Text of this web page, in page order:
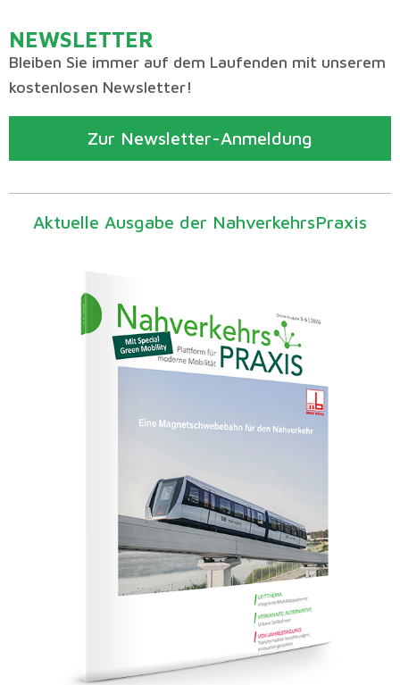
NEWSLETTER
Bleiben Sie immer auf dem Laufenden mit unserem
kostenlosen Newsletter!
Zur Newsletter-Anmeldung
Aktuelle Ausgabe der NahverkehrsPraxis